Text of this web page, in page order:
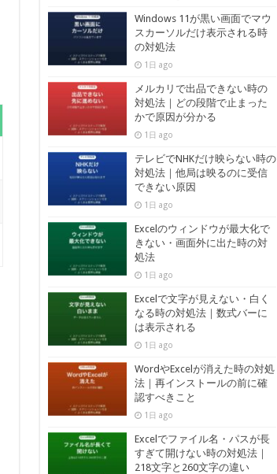
Windows 11が黒い画面でマウ
スカーソルだけ表示される時
の対処法
1日 ago
メルカリで出品できない時の
対処法｜どの段階で止まった
かで原因が分かる
1日 ago
テレビでNHKだけ映らない時の
対処法｜他局は映るのに受信
できない原因
1日 ago
Excelのウィンドウが最大化で
きない・画面外に出た時の対
処法
1日 ago
Excelで文字が見えない・白く
なる時の対処法｜数式バーに
は表示される
1日 ago
WordやExcelが消えた時の対処
法｜再インストールの前に確
認すべきこと
1日 ago
Excelでファイル名・パスが長
すぎて開けない時の対処法｜
218文字と260文字の違い